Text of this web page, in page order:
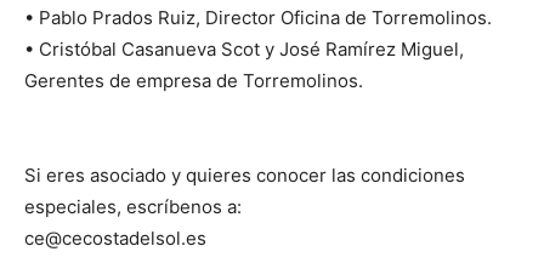
• Pablo Prados Ruiz, Director Oficina de Torremolinos.
• Cristóbal Casanueva Scot y José Ramírez Miguel,
Gerentes de empresa de Torremolinos.
Si eres asociado y quieres conocer las condiciones
especiales, escríbenos a:
ce@cecostadelsol.es